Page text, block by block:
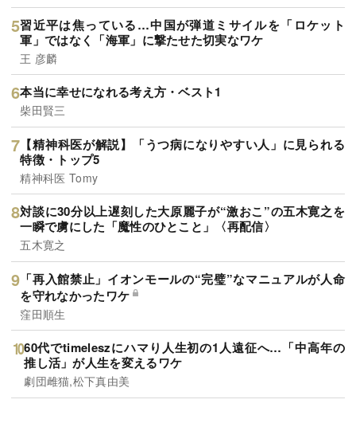
習近平は焦っている…中国が弾道ミサイルを「ロケット
軍」ではなく「海軍」に撃たせた切実なワケ
王 彦麟
本当に幸せになれる考え方・ベスト1
柴田賢三
【精神科医が解説】「うつ病になりやすい人」に見られる
特徴・トップ5
精神科医 Tomy
対談に30分以上遅刻した大原麗子が“激おこ”の五木寛之を
一瞬で虜にした「魔性のひとこと」〈再配信〉
五木寛之
「再入館禁止」イオンモールの“完璧”なマニュアルが人命
を守れなかったワケ
窪田順生
60代でtimeleszにハマり人生初の1人遠征へ…「中高年の
推し活」が人生を変えるワケ
劇団雌猫,松下真由美